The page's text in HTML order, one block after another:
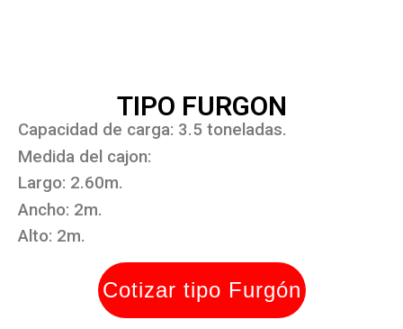
TIPO FURGON
Capacidad de carga: 3.5 toneladas.
Medida del cajon:
Largo: 2.60m.
Ancho: 2m.
Alto: 2m.
Cotizar tipo Furgón